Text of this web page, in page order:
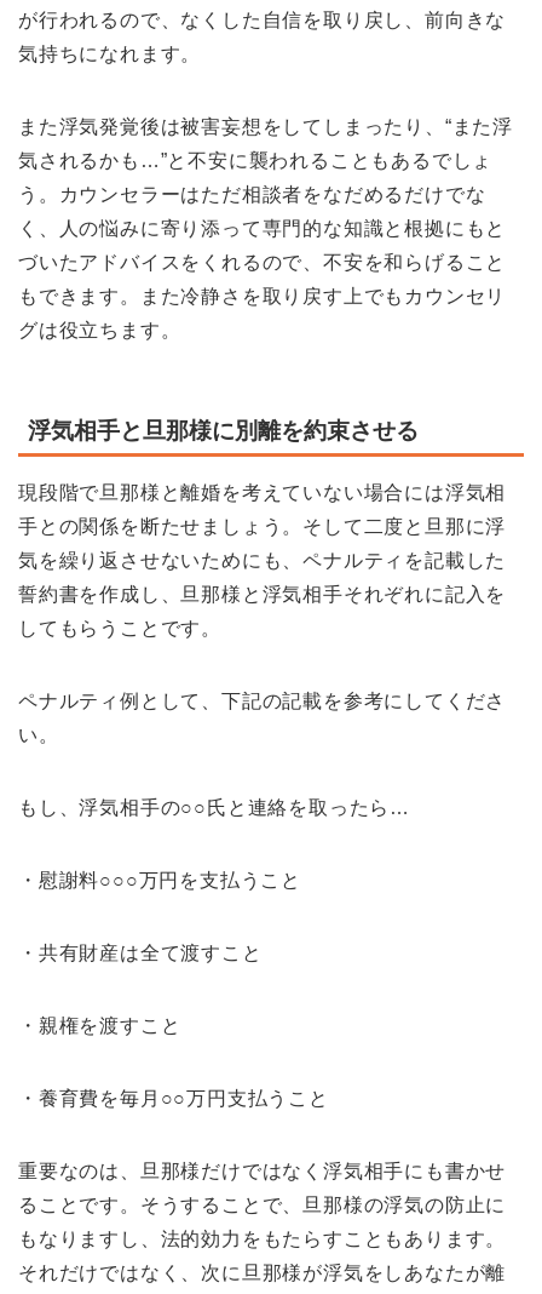
が行われるので、なくした自信を取り戻し、前向きな
気持ちになれます。
また浮気発覚後は被害妄想をしてしまったり、“また浮
気されるかも…”と不安に襲われることもあるでしょ
う。カウンセラーはただ相談者をなだめるだけでな
く、人の悩みに寄り添って専門的な知識と根拠にもと
づいたアドバイスをくれるので、不安を和らげること
もできます。また冷静さを取り戻す上でもカウンセリ
グは役立ちます。
浮気相手と旦那様に別離を約束させる
現段階で旦那様と離婚を考えていない場合には浮気相
手との関係を断たせましょう。そして二度と旦那に浮
気を繰り返させないためにも、ペナルティを記載した
誓約書を作成し、旦那様と浮気相手それぞれに記入を
してもらうことです。
ペナルティ例として、下記の記載を参考にしてくださ
い。
もし、浮気相手の○○氏と連絡を取ったら…
・慰謝料○○○万円を支払うこと
・共有財産は全て渡すこと
・親権を渡すこと
・養育費を毎月○○万円支払うこと
重要なのは、旦那様だけではなく浮気相手にも書かせ
ることです。そうすることで、旦那様の浮気の防止に
もなりますし、法的効力をもたらすこともあります。
それだけではなく、次に旦那様が浮気をしあなたが離